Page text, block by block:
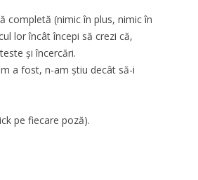
completă (nimic în plus, nimic în
lor încât începi să crezi că,
și încercări.
a fost, n-am știu decât să-i
pe fiecare poză).